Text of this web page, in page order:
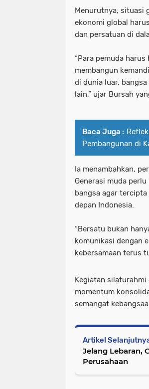
Menurutnya, situasi
ekonomi global
dan persatuan di
“Para pemuda
membangun
di dunia luar,
lain,” ujar Bursah
Baca Juga :
Pembangunan di
Ia menambahkan,
Generasi muda
bangsa agar
depan Indonesia.
“Bersatu bukan
komunikasi dengan
kebersamaan terus
Kegiatan silaturahmi
momentum
semangat
Artikel
Jelang Lebaran,
Perusahaan